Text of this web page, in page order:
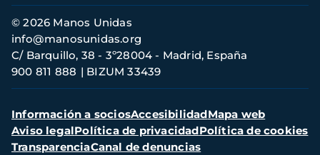
Información
de
contacto
© 2026 Manos Unidas
C/ Barquillo, 38 - 3º28004 - Madrid, España
900 811 888
BIZUM 33439
info@manosunidas.org
Menú
secundario
Información a sociosAccesibilidadMapa web
Aviso legalPolítica de privacidadPolítica de cookies
TransparenciaCanal de denuncias